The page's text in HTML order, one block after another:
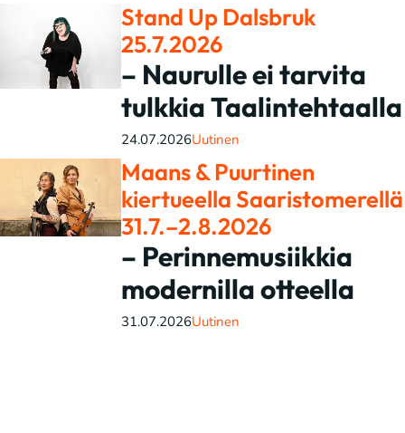
Stand Up Dalsbruk
25.7.2026
– Naurulle ei tarvita
tulkkia Taalintehtaalla
24.07.2026Uutinen
Maans & Puurtinen
kiertueella Saaristomerellä
31.7.–2.8.2026
– Perinnemusiikkia
modernilla otteella
31.07.2026Uutinen